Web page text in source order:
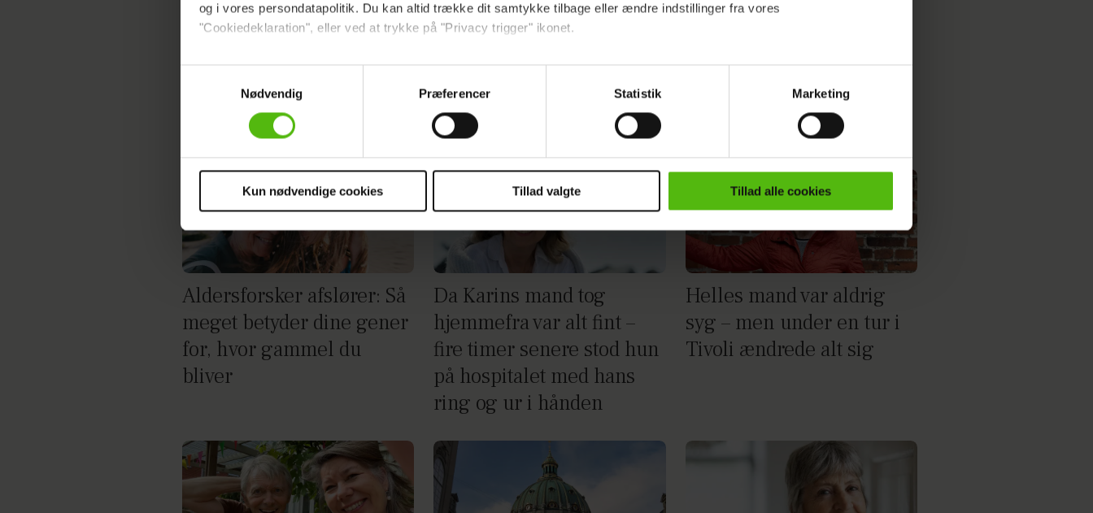
og i vores persondatapolitik. Du kan altid trække dit samtykke tilbage eller ændre indstillinger fra vores
"Cookiedeklaration", eller ved at trykke på "Privacy trigger" ikonet.
Dine valg anvendes på hele websitet.
Vi ønsker dit samtykke til at indsamle og bruge data for at kunne levere og finansiere relevant journalistisk indhold til dig.
Vi anvender egne cookies og cookies fra tredjeparter til at at optimere dit besøg på vores hjemmeside. Vi indsamler data
sociale medier.
cookies, samarbejdspartnere og behandling af dine personoplysninger i forbindelse hermed i både
vores
privatlivspolitik ogcookiepolitik
Nødvendig
Præferencer Statistik Marketing
Kun nødvendige cookies Tillad valgte Tillad alle cookies
Annonce
Aldersforsker afslører: Så
meget betyder dine gener
for, hvor gammel du
bliver
Da Karins mand tog
hjemmefra var alt fint –
fire timer senere stod hun
på hospitalet med hans
ring og ur i hånden
Helles mand var aldrig
syg – men under en tur i
Tivoli ændrede alt sig